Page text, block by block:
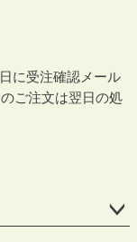
に受注確認メール
ご注文は翌日の処